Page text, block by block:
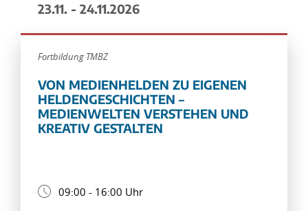
23.11. - 24.11.2026
Fortbildung TMBZ
VON MEDIENHELDEN ZU EIGENEN
HELDENGESCHICHTEN –
MEDIENWELTEN VERSTEHEN UND
KREATIV GESTALTEN
09:00 - 16:00 Uhr